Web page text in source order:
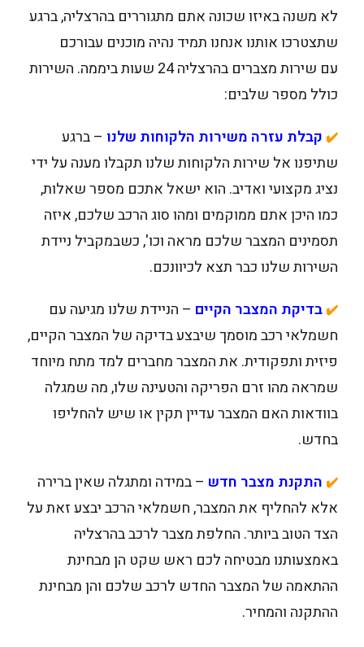
לא משנה באיזו שכונה אתם מתגוררים בהרצליה, ברגע
שתצטרכו אותנו אנחנו תמיד נהיה מוכנים עבורכם
עם שירות מצברים בהרצליה 24 שעות ביממה. השירות
כולל מספר שלבים:
✔️ קבלת עזרה משירות הלקוחות שלנו – ברגע
שתיפנו אל שירות הלקוחות שלנו תקבלו מענה על ידי
נציג מקצועי ואדיב. הוא ישאל אתכם מספר שאלות,
כמו היכן אתם ממוקמים ומהו סוג הרכב שלכם, איזה
תסמינים המצבר שלכם מראה וכו', כשבמקביל ניידת
השירות שלנו כבר תצא לכיוונכם.
✔️בדיקת המצבר הקיים – הניידת שלנו מגיעה עם
חשמלאי רכב מוסמך שיבצע בדיקה של המצבר הקיים,
פיזית ותפקודית. את המצבר מחברים למד מתח מיוחד
שמראה מהו זרם הפריקה והטעינה שלו, מה שמגלה
בוודאות האם המצבר עדיין תקין או שיש להחליפו
בחדש.
✔️ התקנת מצבר חדש – במידה ומתגלה שאין ברירה
אלא להחליף את המצבר, חשמלאי הרכב יבצע זאת על
הצד הטוב ביותר. החלפת מצבר לרכב בהרצליה
באמצעותנו מבטיחה לכם ראש שקט הן מבחינת
ההתאמה של המצבר החדש לרכב שלכם והן מבחינת
ההתקנה והמחיר.